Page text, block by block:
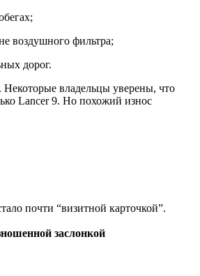
воздушного фильтра;
дорог.
владельцы уверены, что
Lancer 9. Но похожий износ
почти “визитной карточкой”.
заслонкой